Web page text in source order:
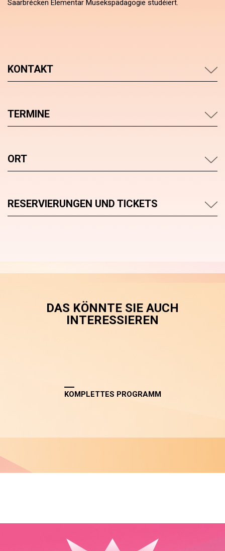
Saarbrécken Elementar Musekspädagogie studéiert.
KONTAKT
TERMINE
ORT
RESERVIERUNGEN UND TICKETS
DAS KÖNNTE SIE AUCH
INTERESSIEREN
KOMPLETTES PROGRAMM